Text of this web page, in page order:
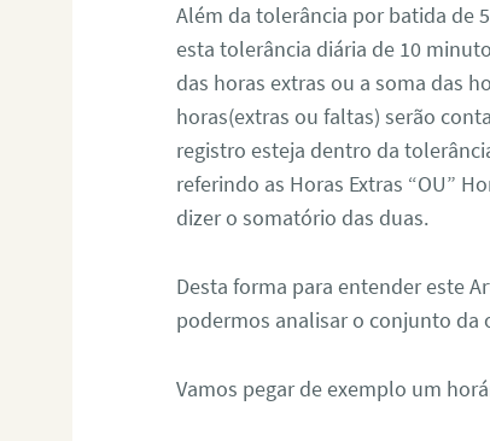
Além da tolerância por batida de
esta tolerância diária de 10
das horas extras ou a soma das
horas(extras ou faltas) serão
registro esteja dentro da
referindo as Horas Extras “OU”
dizer o somatório das duas.
Desta forma para entender este
podermos analisar o conjunto da
Vamos pegar de exemplo um